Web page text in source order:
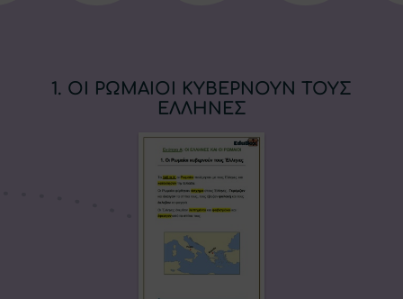
1. ΟΙ ΡΩΜΑΙΟΙ ΚΥΒΕΡΝΟΥΝ ΤΟΥΣ
ΕΛΛΗΝΕΣ